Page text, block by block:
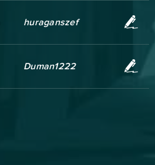
huraganszef
Duman1222